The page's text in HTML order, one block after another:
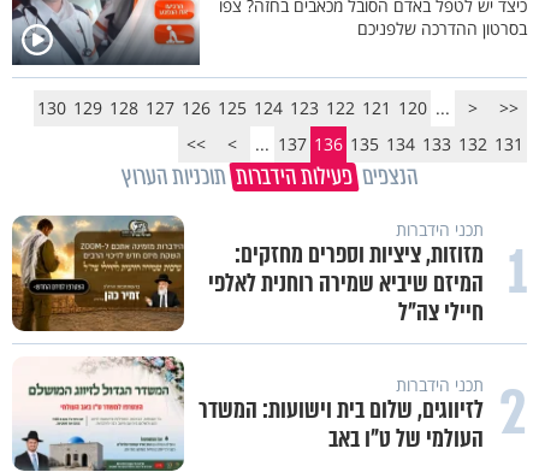
כיצד יש לטפל באדם הסובל מכאבים בחזה? צפו
בסרטון ההדרכה שלפניכם
<<
<
...
120
121
122
123
124
125
126
127
128
129
130
131
132
133
134
135
136
137
...
>
>>
הנצפים פעילות הידברות תוכניות הערוץ
1 תכני הידברות
מזוזות, ציציות וספרים מחזקים:
המיזם שיביא שמירה רוחנית לאלפי
חיילי צה"ל
2 תכני הידברות
לזיווגים, שלום בית וישועות: המשדר
העולמי של ט"ו באב